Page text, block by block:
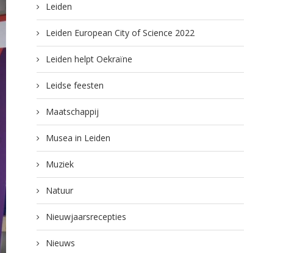
Leiden
Leiden European City of Science 2022
Leiden helpt Oekraïne
Leidse feesten
Maatschappij
Musea in Leiden
Muziek
Natuur
Nieuwjaarsrecepties
Nieuws